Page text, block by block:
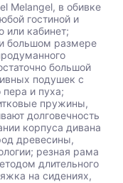
Melangel, в обивке
гостиной и
или кабинет;
большом размере
большой
подушек с
и пуха;
пружины,
долговечность
корпуса дивана
древесины,
резная рама
длительного
на сидениях,